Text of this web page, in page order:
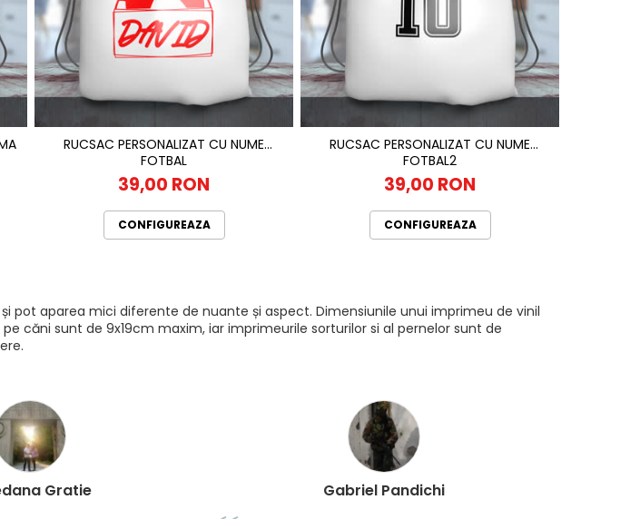
RUCSAC PERSONALIZAT CU NUME
FOTBAL
39,00 RON
CONFIGUREAZA
RUCSAC PERSONALIZAT CU NUME
FOTBAL2
39,00 RON
CONFIGUREAZA
aparea mici diferente de nuante și aspect. Dimensiunile unui imprimeu de vinil
căni sunt de 9x19cm maxim, iar imprimeurile sorturilor si al pernelor sunt de
Gratie Gabriel Pandichi